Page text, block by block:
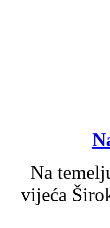
Na
vijeća